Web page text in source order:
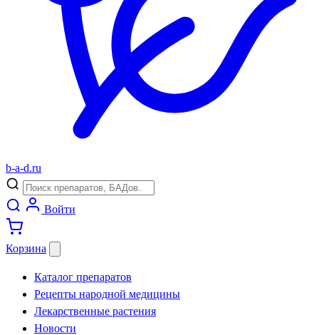
b-a-d.ru
Войти
Корзина
Каталог препаратов
Рецепты народной медицины
Лекарственные растения
Новости